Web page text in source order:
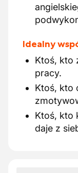
Idealny
Ktoś, kto
pracy.
Ktoś, kto
Ktoś, kto
daje z